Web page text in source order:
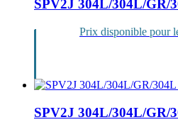
SPV2J 304L/304L/GR/
Prix disponible pour
SPV2J 304L/304L/GR/